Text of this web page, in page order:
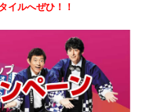
イルへぜひ！！